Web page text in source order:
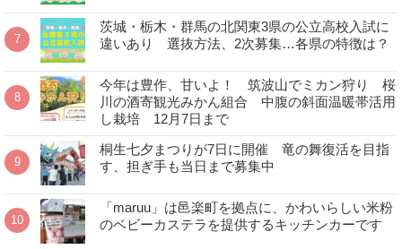
茨城・栃木・群馬の北関東3県の公立高校入試に
違いあり 選抜方法、2次募集…各県の特徴は？
今年は豊作、甘いよ！ 筑波山でミカン狩り 桜
川の酒寄観光みかん組合 中腹の斜面温暖帯活用
し栽培 12月7日まで
桐生七夕まつりが7日に開催 竜の舞復活を目指
す、担ぎ手も当日まで募集中
「maruu」は邑楽町を拠点に、かわいらしい米粉
のベビーカステラを提供するキッチンカーです